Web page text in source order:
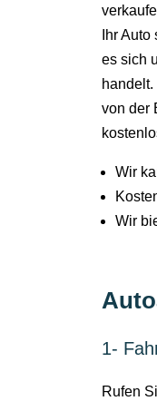
Ihr
es sich
von der
Wir
Wir
1-
Rufen